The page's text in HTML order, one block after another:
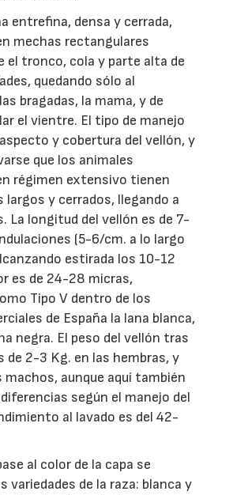
entrefina, densa y cerrada,
mechas rectangulares
el tronco, cola y parte alta de
quedando sólo al
bragadas, la mama, y de
el vientre. El tipo de manejo
y cobertura del vellón, y
que los animales
régimen extensivo tienen
largos y cerrados, llegando a
La longitud del vellón es de 7-
(5-6/cm. a lo largo
estirada los 10-12
es de 24-28 micras,
Tipo V dentro de los
de España la lana blanca,
negra. El peso del vellón tras
de 2-3 Kg. en las hembras, y
machos, aunque aquí también
según el manejo del
al lavado es del 42-
al color de la capa se
variedades de la raza: blanca y